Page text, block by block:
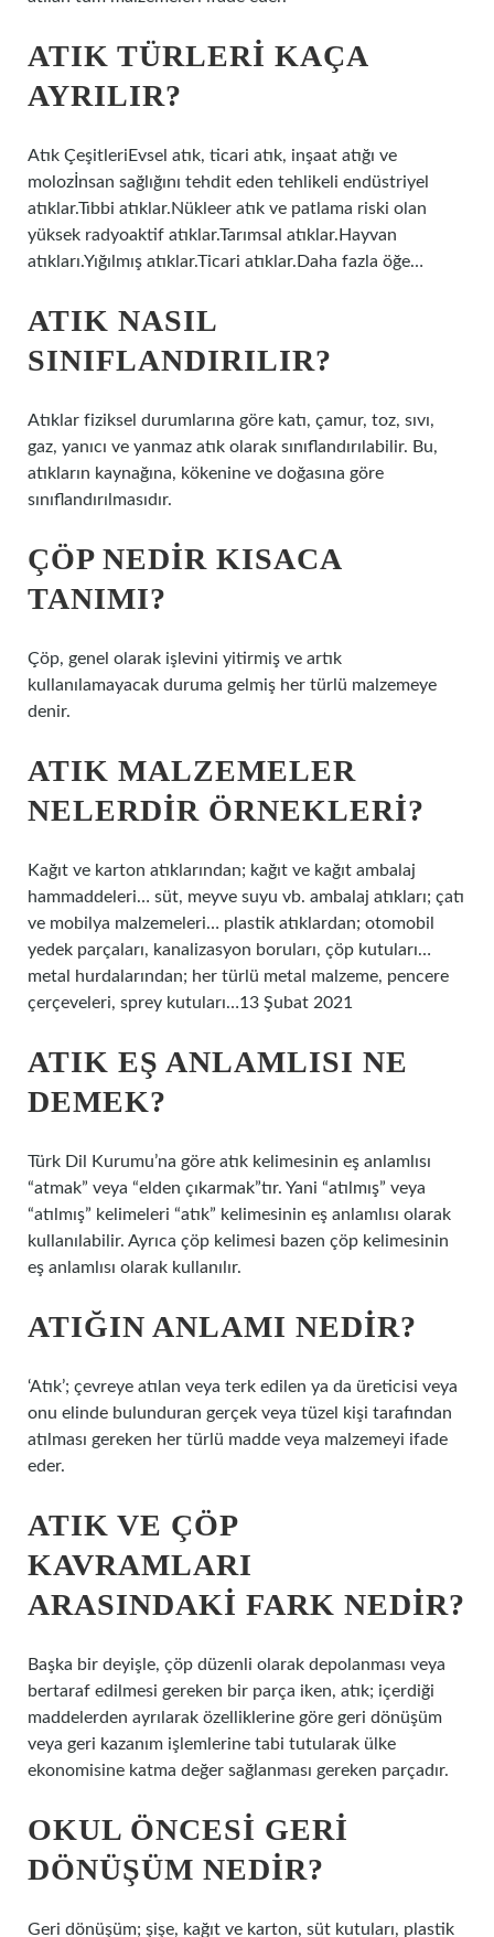
ATIK TÜRLERI KAÇA
AYRILIR?
Atık ÇeşitleriEvsel atık, ticari atık, inşaat atığı ve
molozİnsan sağlığını tehdit eden tehlikeli endüstriyel
atıklar.Tıbbi atıklar.Nükleer atık ve patlama riski olan
yüksek radyoaktif atıklar.Tarımsal atıklar.Hayvan
atıkları.Yığılmış atıklar.Ticari atıklar.Daha fazla öğe…
ATIK NASIL
SINIFLANDIRILIR?
Atıklar fiziksel durumlarına göre katı, çamur, toz, sıvı,
gaz, yanıcı ve yanmaz atık olarak sınıflandırılabilir. Bu,
atıkların kaynağına, kökenine ve doğasına göre
sınıflandırılmasıdır.
ÇÖP NEDIR KISACA
TANIMI?
Çöp, genel olarak işlevini yitirmiş ve artık
kullanılamayacak duruma gelmiş her türlü malzemeye
denir.
ATIK MALZEMELER
NELERDIR ÖRNEKLERI?
Kağıt ve karton atıklarından; kağıt ve kağıt ambalaj
hammaddeleri… süt, meyve suyu vb. ambalaj atıkları; çatı
ve mobilya malzemeleri… plastik atıklardan; otomobil
yedek parçaları, kanalizasyon boruları, çöp kutuları…
metal hurdalarından; her türlü metal malzeme, pencere
çerçeveleri, sprey kutuları…13 Şubat 2021
ATIK EŞ ANLAMLISI NE
DEMEK?
Türk Dil Kurumu’na göre atık kelimesinin eş anlamlısı
“atmak” veya “elden çıkarmak”tır. Yani “atılmış” veya
“atılmış” kelimeleri “atık” kelimesinin eş anlamlısı olarak
kullanılabilir. Ayrıca çöp kelimesi bazen çöp kelimesinin
eş anlamlısı olarak kullanılır.
ATIĞIN ANLAMI NEDIR?
‘Atık’; çevreye atılan veya terk edilen ya da üreticisi veya
onu elinde bulunduran gerçek veya tüzel kişi tarafından
atılması gereken her türlü madde veya malzemeyi ifade
eder.
ATIK VE ÇÖP
KAVRAMLARI
ARASINDAKI FARK NEDIR?
Başka bir deyişle, çöp düzenli olarak depolanması veya
bertaraf edilmesi gereken bir parça iken, atık; içerdiği
maddelerden ayrılarak özelliklerine göre geri dönüşüm
veya geri kazanım işlemlerine tabi tutularak ülke
ekonomisine katma değer sağlanması gereken parçadır.
OKUL ÖNCESI GERI
DÖNÜŞÜM NEDIR?
Geri dönüşüm; şişe, kağıt ve karton, süt kutuları, plastik